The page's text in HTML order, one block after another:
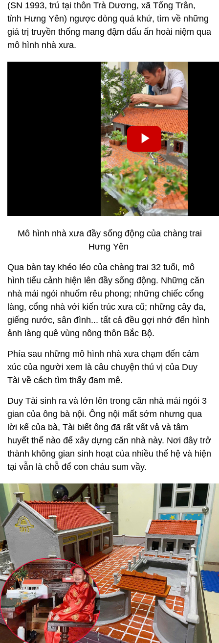
(SN 1993, trú tại thôn Trà Dương, xã Tống Trân,
tỉnh Hưng Yên) ngược dòng quá khứ, tìm về những
giá trị truyền thống mang đậm dấu ấn hoài niệm qua
mô hình nhà xưa.
Mô hình nhà xưa đầy sống động của chàng trai
Hưng Yên
Qua bàn tay khéo léo của chàng trai 32 tuổi, mô
hình tiểu cảnh hiện lên đầy sống động. Những căn
nhà mái ngói nhuốm rêu phong; những chiếc cổng
làng, cổng nhà với kiến trúc xưa cũ; những cây đa,
giếng nước, sân đình... tất cả đều gợi nhớ đến hình
ảnh làng quê vùng nông thôn Bắc Bộ.
Phía sau những mô hình nhà xưa chạm đến cảm
xúc của người xem là câu chuyện thú vị của Duy
Tài về cách tìm thấy đam mê.
Duy Tài sinh ra và lớn lên trong căn nhà mái ngói 3
gian của ông bà nội. Ông nội mất sớm nhưng qua
lời kể của bà, Tài biết ông đã rất vất vả và tâm
huyết thế nào để xây dựng căn nhà này. Nơi đây trở
thành không gian sinh hoạt của nhiều thế hệ và hiện
tại vẫn là chỗ để con cháu sum vầy.